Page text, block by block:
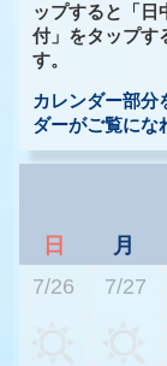
ップすると「日
付」をタップす
す。
カレンダー部分
ダーがご覧にな
日 月
7/26
7/27